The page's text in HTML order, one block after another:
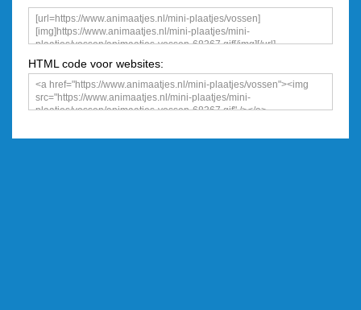
een plaatje
HTML code voor websites: